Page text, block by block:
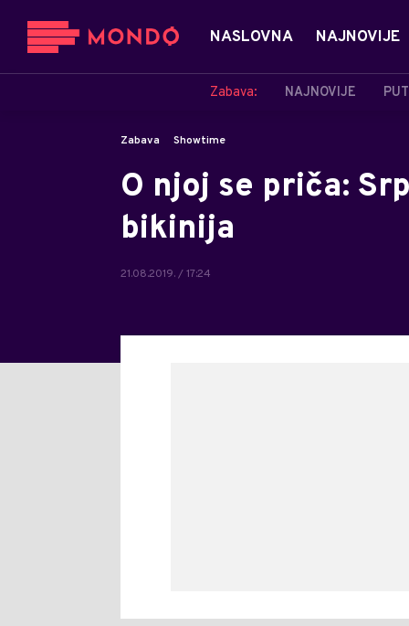
NASLOVNA NAJNOVIJE
Zabava: NAJNOVIJE
Zabava Showtime
O njoj se priča:
bikinija
21.08.2019. / 17:24